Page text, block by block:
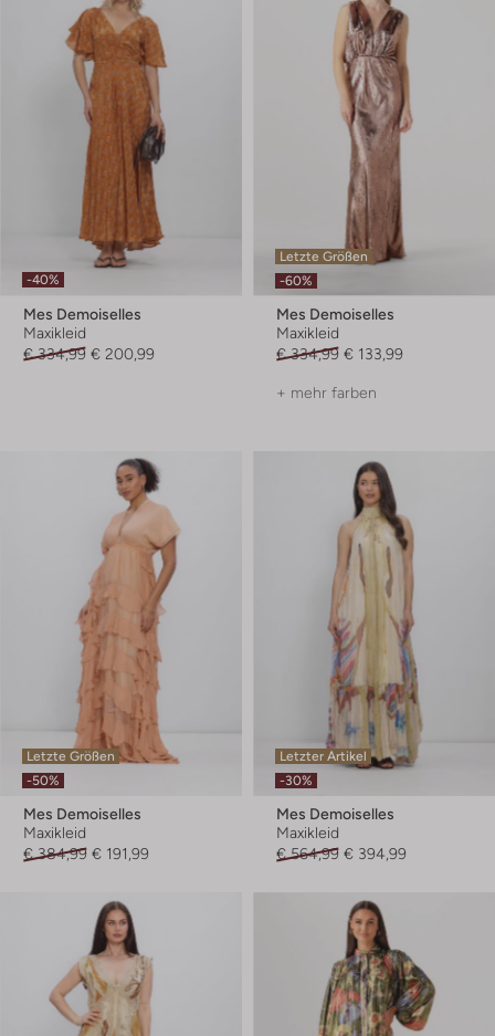
-40%
Mes Demoiselles
Maxikleid
€ 334,99 € 200,99
Letzte Größen
-60%
Mes Demoiselles
Maxikleid
€ 334,99 € 133,99
+ mehr farben
Letzte Größen
-50%
Mes Demoiselles
Maxikleid
€ 384,99 € 191,99
Letzter Artikel
-30%
Mes Demoiselles
Maxikleid
€ 564,99 € 394,99